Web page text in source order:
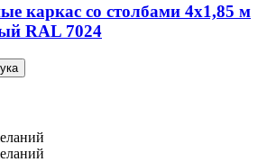
каркас со столбами 4х1,85 м
RAL 7024